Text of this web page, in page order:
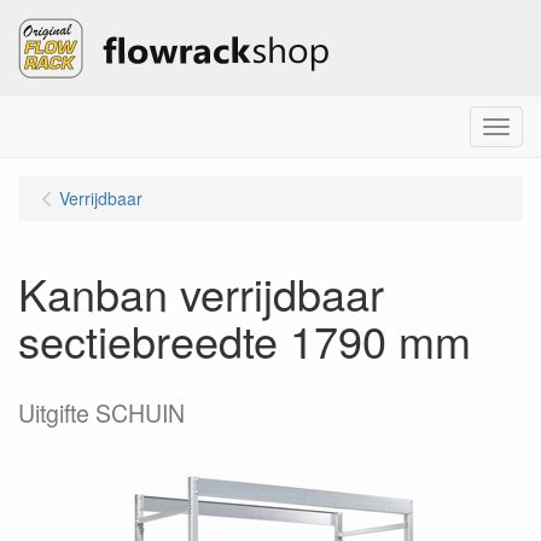
Menu
Verrijdbaar
Kanban verrijdbaar
sectiebreedte 1790 mm
Uitgifte SCHUIN